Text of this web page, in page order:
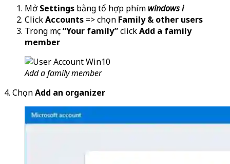
MởSettings bằng tổ hợp phím windows i
ClickAccounts => chọn Family & other users
Trong mục“Your family”clickAdd a family
member
Add a family member
4. ChọnAdd an organizer